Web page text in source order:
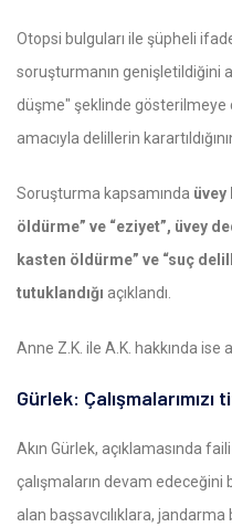
Otopsi bulguları ile şüpheli
soruşturmanın genişletildiğini
düşme" şeklinde gösterilmeye
amacıyla delillerin
Soruşturma kapsamında üvey
öldürme” ve “eziyet”, üvey
kasten öldürme” ve “suç
tutuklandığı açıklandı.
Anne Z.K. ile A.K. hakkında ise
Gürlek:
Akın Gürlek, açıklamasında
çalışmaların devam
alan başsavcılıklara,